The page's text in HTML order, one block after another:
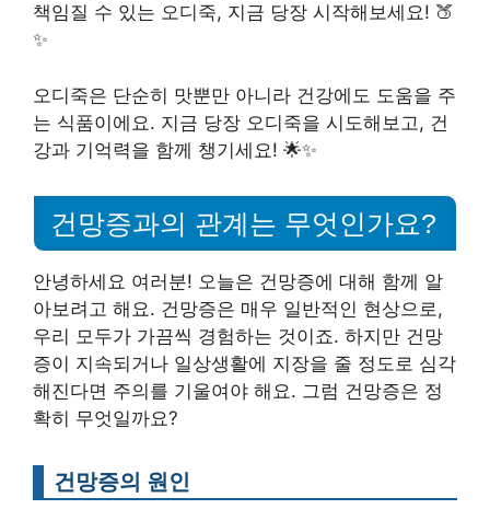
책임질 수 있는 오디죽, 지금 당장 시작해보세요! 🍑
✨
오디죽은 단순히 맛뿐만 아니라 건강에도 도움을 주
는 식품이에요. 지금 당장 오디죽을 시도해보고, 건
강과 기억력을 함께 챙기세요! 🌟✨
건망증과의 관계는 무엇인가요?
안녕하세요 여러분! 오늘은 건망증에 대해 함께 알
아보려고 해요. 건망증은 매우 일반적인 현상으로,
우리 모두가 가끔씩 경험하는 것이죠. 하지만 건망
증이 지속되거나 일상생활에 지장을 줄 정도로 심각
해진다면 주의를 기울여야 해요. 그럼 건망증은 정
확히 무엇일까요?
건망증의 원인